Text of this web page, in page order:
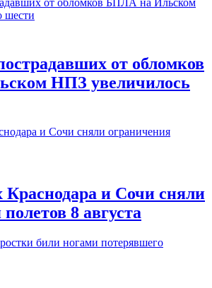
от обломков
НПЗ увеличилось
Краснодара и Сочи сняли
8 августа